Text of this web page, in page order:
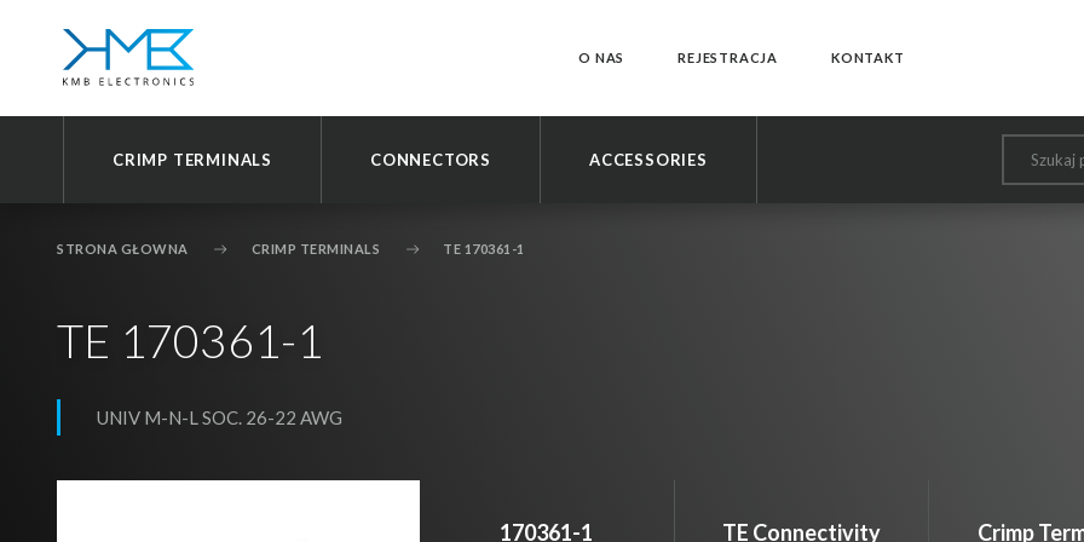
O NAS REJESTRACJA KONTAKT
CRIMP TERMINALS CONNECTORS ACCESSORIES
STRONA GŁOWNA CRIMP TERMINALS TE 170361-1
TE 170361-1
UNIV M-N-L SOC. 26-22 AWG
170361-1 TE Connectivity Crimp
Dodałeś przedmiot do koszyka